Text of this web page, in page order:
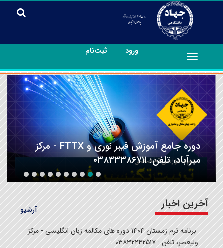
ورود | ثبت‌نام
Toggle
navigation
دوره جامع آموزش فیبر نوری و FTTX - مرکز
میرآباد، تلفن: ۰۳۸۳۳۳۸۶۷۱۱
آخرین اخبار
برنامه ترم زمستان ۱۴۰۴ دوره های مکالمه زبان انگلیسی - مرکز
ولیعصر، تلفن : ۰۳۸۳۲۲۴۲۵۱۷
آرشیو